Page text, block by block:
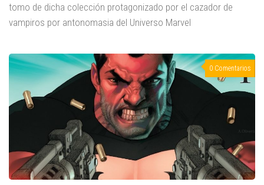
tomo de dicha colección protagonizado por el cazador de
vampiros por antonomasia del Universo Marvel
0 Comentarios